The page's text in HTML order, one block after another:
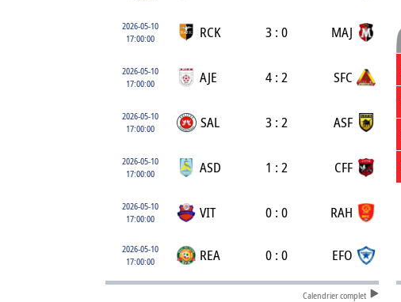
2026-05-10
17:00:00
RCK 3 : 0 MAJ
2026-05-10
17:00:00
AJE 4 : 2 SFC
2026-05-10
17:00:00
SAL 3 : 2 ASF
2026-05-10
17:00:00
ASD 1 : 2 CFF
2026-05-10
17:00:00
VIT 0 : 0 RAH
2026-05-10
17:00:00
REA 0 : 0 EFO
Calendrier complet